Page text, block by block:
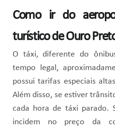
Como ir do
turístico de Ouro
O táxi, diferente do
tempo legal,
possui tarifas especiais
Além disso, se estiver
cada hora de táxi parado.
incidem no preço da